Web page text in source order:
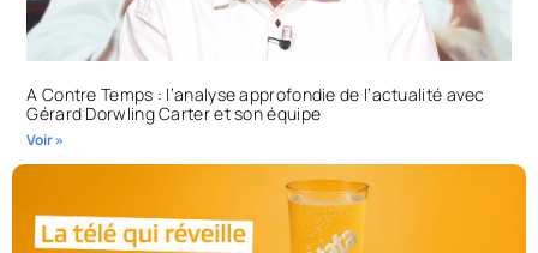
A Contre Temps : l’analyse approfondie de l’actualité avec
Gérard Dorwling Carter et son équipe
Voir »